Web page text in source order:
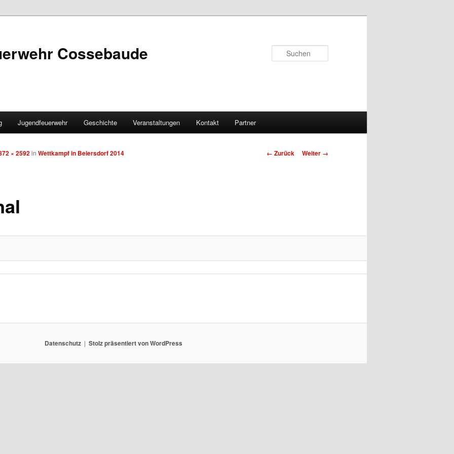
Cossebaude
Jugendfeuerwehr Geschichte Veranstaltungen Kontakt Partner
Bilder-
← Zurück Weiter →
× 2592in Wettkampf in Beiersdorf 2014
Datenschutz Stolz präsentiert von WordPress